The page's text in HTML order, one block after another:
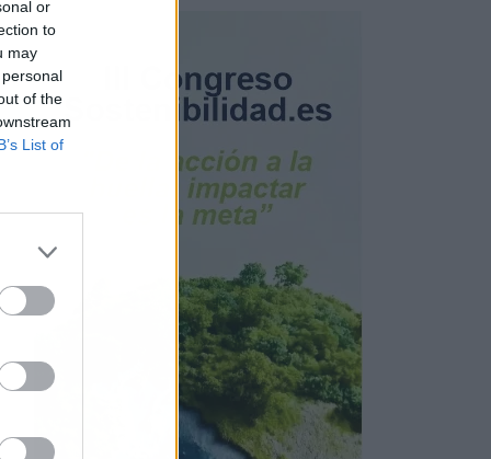
or
to
may
of the
List of